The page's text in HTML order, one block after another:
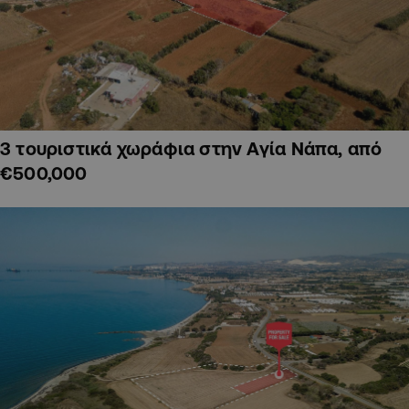
3 τουριστικά χωράφια στην Αγία Νάπα, από
€500,000